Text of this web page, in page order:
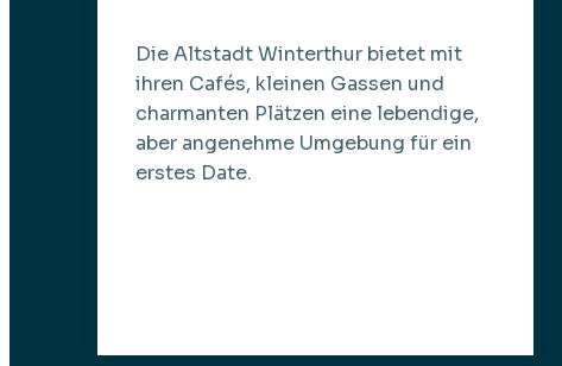
Die Altstadt Winterthur bietet mit
ihren Cafés, kleinen Gassen und
charmanten Plätzen eine lebendige,
aber angenehme Umgebung für ein
erstes Date.